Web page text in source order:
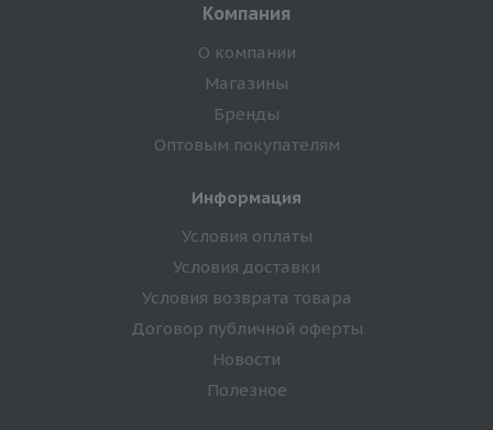
Компания
О компании
Магазины
Бренды
Оптовым покупателям
Информация
Условия оплаты
Условия доставки
Условия возврата товара
Договор публичной оферты
Новости
Полезное